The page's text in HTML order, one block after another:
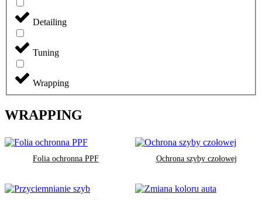
Detailing
Tuning
Wrapping
WRAPPING
Folia ochronna PPF Ochrona szyby czołowej